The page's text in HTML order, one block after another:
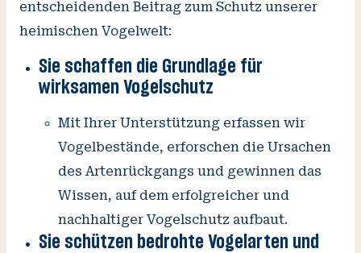
entscheidenden Beitrag zum Schutz unserer
heimischen Vogelwelt:
Sie schaffen die Grundlage für
wirksamen Vogelschutz
Mit Ihrer Unterstützung erfassen wir
Vogelbestände, erforschen die Ursachen
des Artenrückgangs und gewinnen das
Wissen, auf dem erfolgreicher und
nachhaltiger Vogelschutz aufbaut.
Sie schützen bedrohte Vogelarten und